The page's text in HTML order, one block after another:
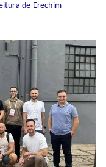
de Erechim